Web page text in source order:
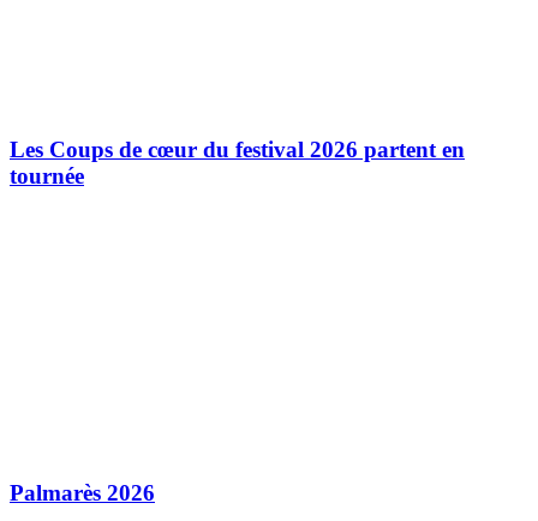
Les Coups de cœur du festival 2026 partent en
tournée
Palmarès 2026